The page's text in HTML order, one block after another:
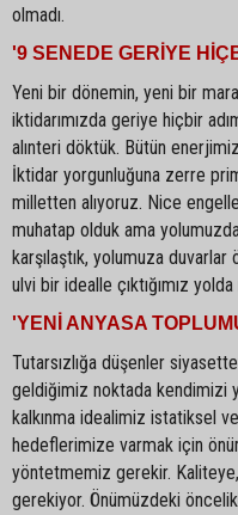
olmadı.
'9 SENEDE GERİYE
Yeni bir dönemin, yeni bir
iktidarımızda geriye hiçbir
alınteri döktük. Bütün
İktidar yorgunluğuna zerre
milletten alıyoruz. Nice
muhatap olduk ama
karşılaştık, yolumuza
ulvi bir idealle çıktığımız
'YENİ ANYASA
Tutarsızlığa düşenler
geldiğimiz noktada kendimizi
kalkınma idealimiz istatiksel
hedeflerimize varmak için
yöntetmemiz gerekir.
gerekiyor. Önümüzdeki